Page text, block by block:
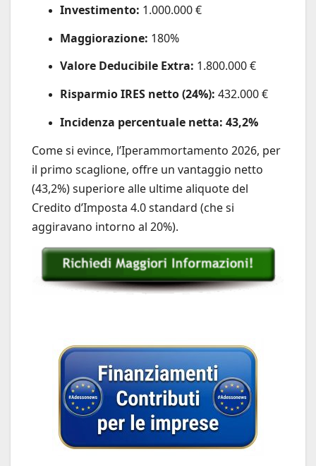
Investimento: 1.000.000 €
Maggiorazione: 180%
Valore Deducibile Extra: 1.800.000 €
Risparmio IRES netto (24%): 432.000 €
Incidenza percentuale netta: 43,2%
Come si evince, l’Iperammortamento 2026, per
il primo scaglione, offre un vantaggio netto
(43,2%) superiore alle ultime aliquote del
Credito d’Imposta 4.0 standard (che si
aggiravano intorno al 20%).